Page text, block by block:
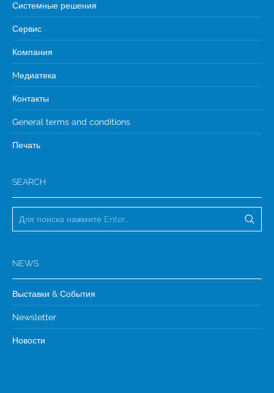
Системные решения
Сервис
Компания
Mедиатека
Контакты
General terms and conditions
Печать
SEARCH
NEWS
Выставки & События
Newsletter
Новости